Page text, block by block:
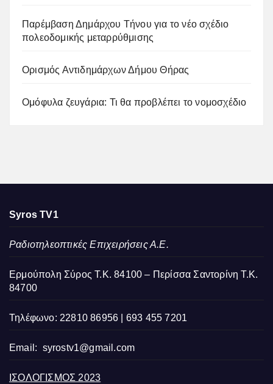
Παρέμβαση Δημάρχου Τήνου για το νέο σχέδιο
πολεοδομικής μεταρρύθμισης
Ορισμός Αντιδημάρχων Δήμου Θήρας
Ομόφυλα ζευγάρια: Τι θα προβλέπει το νομοσχέδιο
Syros TV1
Ραδιοτηλεοπτικές Επιχειρήσεις Α.Ε.
Ερμούπολη Σύρος Τ.Κ. 84100 – Περίσσα Σαντορίνη Τ.Κ.
84700
Τηλέφωνο: 22810 86956 | 693 455 7201
Email: syrostv1@gmail.com
ΙΣΟΛΟΓΙΣΜΟΣ 2023